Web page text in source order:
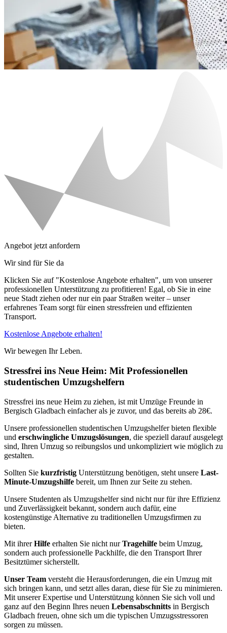
Angebot jetzt anfordern
Wir sind für Sie da
Klicken Sie auf "Kostenlose Angebote erhalten", um von unserer
professionellen Unterstützung zu profitieren! Egal, ob Sie in eine
neue Stadt ziehen oder nur ein paar Straßen weiter – unser
erfahrenes Team sorgt für einen stressfreien und effizienten
Transport.
Kostenlose Angebote erhalten!
Wir bewegen Ihr Leben.
Stressfrei ins Neue Heim: Mit Professionellen
studentischen Umzugshelfern
Stressfrei ins neue Heim zu ziehen, ist mit Umzüge Freunde in
Bergisch Gladbach einfacher als je zuvor, und das bereits ab 28€.
Unsere professionellen studentischen Umzugshelfer bieten flexible
und erschwingliche Umzugslösungen, die speziell darauf ausgelegt
sind, Ihren Umzug so reibungslos und unkompliziert wie möglich zu
gestalten.
Sollten Sie kurzfristig Unterstützung benötigen, steht unsere Last-
Minute-Umzugshilfe bereit, um Ihnen zur Seite zu stehen.
Unsere Studenten als Umzugshelfer sind nicht nur für ihre Effizienz
und Zuverlässigkeit bekannt, sondern auch dafür, eine
kostengünstige Alternative zu traditionellen Umzugsfirmen zu
bieten.
Mit ihrerHilfe erhalten Sie nicht nurTragehilfe beim Umzug,
sondern auch professionelle Packhilfe, die den Transport Ihrer
Besitztümer sicherstellt.
Unser Team versteht die Herausforderungen, die ein Umzug mit
sich bringen kann, und setzt alles daran, diese für Sie zu minimieren.
Mit unserer Expertise und Unterstützung können Sie sich voll und
ganz auf den Beginn Ihres neuen Lebensabschnitts in Bergisch
Gladbach freuen, ohne sich um die typischen Umzugsstressoren
sorgen zu müssen.